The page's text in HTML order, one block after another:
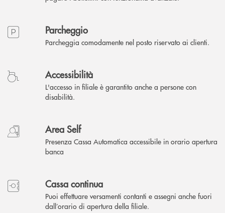
Parcheggio
Parcheggia comodamente nel posto riservato ai clienti.
Accessibilità
L'accesso in filiale è garantito anche a persone con
disabilità.
Area Self
Presenza Cassa Automatica accessibile in orario apertura
banca
Cassa continua
Puoi effettuare versamenti contanti e assegni anche fuori
dall’orario di apertura della filiale.